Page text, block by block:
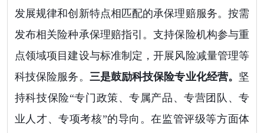
发展规律和创新特点相匹配的承保理赔服务。按需
发布相关险种承保理赔指引。支持保险机构参与重
点领域项目建设与标准制定，开展风险减量管理等
科技保险服务。 三是鼓励科技保险专业化经营。 坚
持科技保险“专门政策、专属产品、专营团队、专
业人才、专项考核”的导向。在监管评级等方面体